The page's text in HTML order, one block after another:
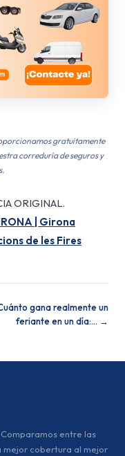
gratuitamente
correduría de seguros y
ORIGINAL.
| Girona
de les Fires
gana realmente un
feriante en un día:… →
entre las
cobertura al mejor